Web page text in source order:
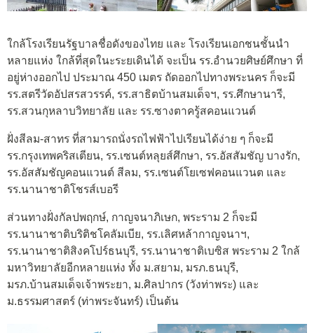
ใกล้โรงเรียนรัฐบาลชื่อดังของไทย และ โรงเรียนเอกชนชั้นนำ
หลายแห่ง ใกล้ที่สุดในะระยเดินได้ จะเป็น รร.อํานวยศิษย์ศึกษา ที่
อยู่ห่างออกไป ประมาณ 450 เมตร ถัดออกไปทางพระนคร ก็จะมี
รร.สตรีวัดอัปสรสวรรค์, รร.สาธิตบ้านสมเด็จฯ, รร.ศึกษานารี,
รร.สวนกุหลาบวิทยาลัย และ รร.ซางตาครู้สคอนแวนต์
ฝั่งสีลม-สาทร ที่สามารถนั่งรถไฟฟ้าไปเรียนได้ง่าย ๆ ก็จะมี
รร.กรุงเทพคริสเตียน, รร.เซนต์หลุยส์ศึกษา, รร.อัสสัมชัญ บางรัก,
รร.อัสสัมชัญคอนแวนต์ สีลม, รร.เซนต์โยเซฟคอนแวนต และ
รร.นานาชาติโชรส์เบอรี
ส่วนทางฝั่งกัลปพฤกษ์, กาญจนาภิเษก, พระราม 2 ก็จะมี
รร.นานาชาติบริติชโคลัมเบีย, รร.เลิศหล้ากาญจนาฯ,
รร.นานาชาติสิงคโปร์ธนบุรี, รร.นานาชาติเบซิส พระราม 2 ใกล้
มหาวิทยาลัยอีกหลายแห่ง ทั้ง ม.สยาม, มรภ.ธนบุรี,
มรภ.บ้านสมเด็จเจ้าพระยา, ม.ศิลปากร (วังท่าพระ) และ
ม.ธรรมศาสตร์ (ท่าพระจันทร์) เป็นต้น